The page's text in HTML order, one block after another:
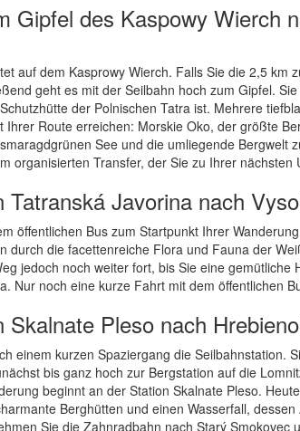
Gipfel des Kaspowy Wierch
auf dem Kasprowy Wierch. Falls Sie die 2,5 km
geht es mit der Seilbahn hoch zum Gipfel.
der Polnischen Tatra ist. Mehrere
Ihrer Route erreichen: Morskie Oko, der größte
See und die umliegende Bergwelt
organisierten Transfer, der Sie zu Ihrer nächsten
Tatranská Javorina nach
öffentlichen Bus zum Startpunkt Ihrer
durch die facettenreiche Flora und Fauna der
jedoch noch weiter fort, bis Sie eine gemütliche
Nur noch eine kurze Fahrt mit dem öffentlichen
Skalnate Pleso nach
einem kurzen Spaziergang die Seilbahnstation.
bis ganz hoch zur Bergstation auf die
beginnt an der Station Skalnate Pleso.
Berghütten und einen Wasserfall,
Sie die Zahnradbahn nach Starý Smokovec